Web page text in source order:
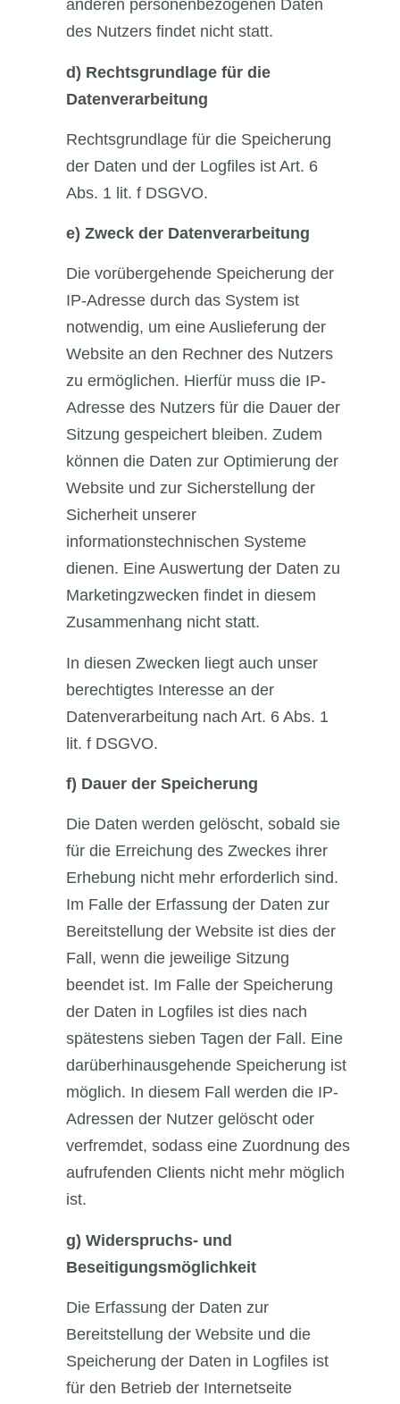
anderen personenbezogenen Daten
des Nutzers findet nicht statt.
d) Rechtsgrundlage für die
Datenverarbeitung
Rechtsgrundlage für die Speicherung
der Daten und der Logfiles ist Art. 6
Abs. 1 lit. f DSGVO.
e) Zweck der Datenverarbeitung
Die vorübergehende Speicherung der
IP-Adresse durch das System ist
notwendig, um eine Auslieferung der
Website an den Rechner des Nutzers
zu ermöglichen. Hierfür muss die IP-
Adresse des Nutzers für die Dauer der
Sitzung gespeichert bleiben. Zudem
können die Daten zur Optimierung der
Website und zur Sicherstellung der
Sicherheit unserer
informationstechnischen Systeme
dienen. Eine Auswertung der Daten zu
Marketingzwecken findet in diesem
Zusammenhang nicht statt.
In diesen Zwecken liegt auch unser
berechtigtes Interesse an der
Datenverarbeitung nach Art. 6 Abs. 1
lit. f DSGVO.
f) Dauer der Speicherung
Die Daten werden gelöscht, sobald sie
für die Erreichung des Zweckes ihrer
Erhebung nicht mehr erforderlich sind.
Im Falle der Erfassung der Daten zur
Bereitstellung der Website ist dies der
Fall, wenn die jeweilige Sitzung
beendet ist. Im Falle der Speicherung
der Daten in Logfiles ist dies nach
spätestens sieben Tagen der Fall. Eine
darüberhinausgehende Speicherung ist
möglich. In diesem Fall werden die IP-
Adressen der Nutzer gelöscht oder
verfremdet, sodass eine Zuordnung des
aufrufenden Clients nicht mehr möglich
ist.
g) Widerspruchs- und
Beseitigungsmöglichkeit
Die Erfassung der Daten zur
Bereitstellung der Website und die
Speicherung der Daten in Logfiles ist
für den Betrieb der Internetseite